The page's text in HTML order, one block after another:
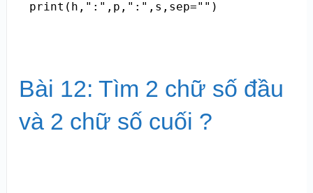
Bài 12: Tìm 2 chữ số đầu
và 2 chữ số cuối ?